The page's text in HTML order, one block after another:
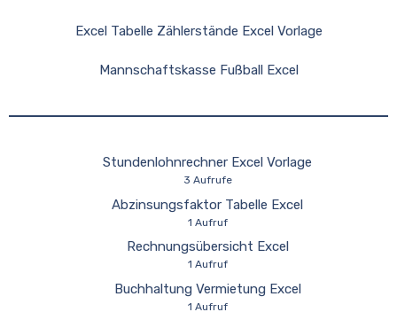
Excel Tabelle Zählerstände Excel Vorlage
Mannschaftskasse Fußball Excel
Stundenlohnrechner Excel Vorlage
3 Aufrufe
Abzinsungsfaktor Tabelle Excel
1 Aufruf
Rechnungsübersicht Excel
1 Aufruf
Buchhaltung Vermietung Excel
1 Aufruf